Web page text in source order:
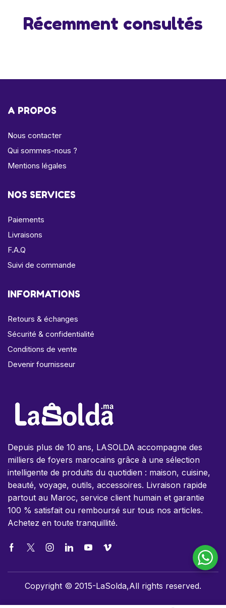
Récemment consultés
A PROPOS
Nous contacter
Qui sommes-nous ?
Mentions légales
NOS SERVICES
Paiements
Livraisons
F.A.Q
Suivi de commande
INFORMATIONS
Retours & échanges
Sécurité & confidentialité
Conditions de vente
Devenir fournisseur
Depuis plus de 10 ans, LASOLDA accompagne des
milliers de foyers marocains grâce à une sélection
intelligente de produits du quotidien : maison, cuisine,
beauté, voyage, outils, accessoires. Livraison rapide
partout au Maroc, service client humain et garantie
100 % satisfait ou remboursé sur tous nos articles.
Achetez en toute tranquillité.
Copyright © 2015-LaSolda,All rights reserved.